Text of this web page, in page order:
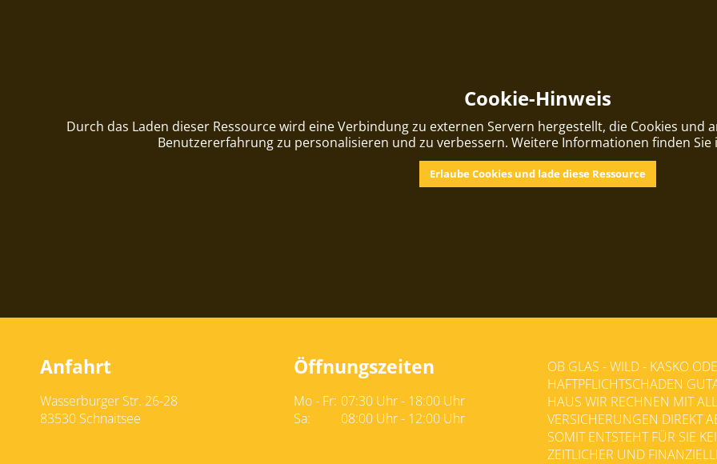
Cookie-Hinweis
Durch das Laden dieser Ressource wird eine Verbindung zu externen Servern hergestellt, die Cookies und
Benutzererfahrung zu personalisieren und zu verbessern. Weitere Informationen finden
Erlaube Cookies und lade diese Ressource
OB GLAS - WILD - KASKO
HAFTPFLICHTSCHADEN
HAUS WIR RECHNEN MIT
VERSICHERUNGEN DIREKT
SOMIT ENTSTEHT FÜR SIE
ZEITLICHER UND
Öffnungszeiten
Mo - Fr: 07:30 Uhr - 18:00 Uhr
Sa:
08:00 Uhr - 12:00 Uhr
Anfahrt
Wasserburger Str. 26-28
83530 Schnaitsee